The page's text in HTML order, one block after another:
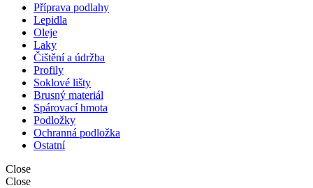
Příprava podlahy
Lepidla
Oleje
Laky
Čištění a údržba
Profily
Soklové lišty
Brusný materiál
Spárovací hmota
Podložky
Ochranná podložka
Ostatní
Close
Close